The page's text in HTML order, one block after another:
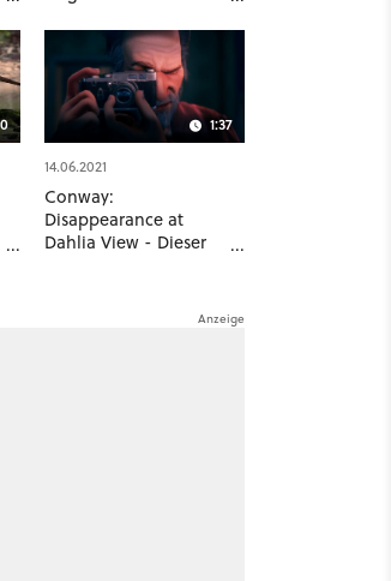
1:37
14.06.2021
Conway:
Disappearance at
Dahlia View - Dieser